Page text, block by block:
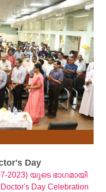
Day
2023) യുടെ ഭാഗമായി
Day Celebration